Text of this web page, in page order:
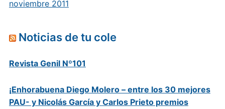
noviembre 2011
Noticias de tu cole
Revista Genil Nº101
¡Enhorabuena Diego Molero – entre los 30 mejores
PAU- y Nicolás García y Carlos Prieto premios